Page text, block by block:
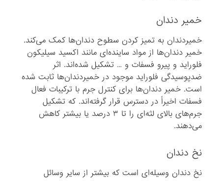
خمیر دندان
خمیردندان به تمیز کردن سطوح دندان‌ها کمک می‌کند.
خمیر دندان‌ها از مواد ساینده‌ای مانند اکسید سیلیکون
فلوراید و پیرو فسفات و … تشکیل شده‌اند. اثر
ضدپوسیدگی فلوراید موجود در خمیردندان‌ها ثابت شده
است. خمیر دندان‌ها برای کنترل جرم با ترکیبات فعال
فسفات اخیراً در دسترس قرار گرفته‌اند. که تشکیل
جرم‌های بالای لثه‌ای را تا ۳ درصد یا بیشتر کاهش
می‌دهند.
نخ دندان
نخ دندان وسیله‌ای است که بیشتر از سایر وسائل